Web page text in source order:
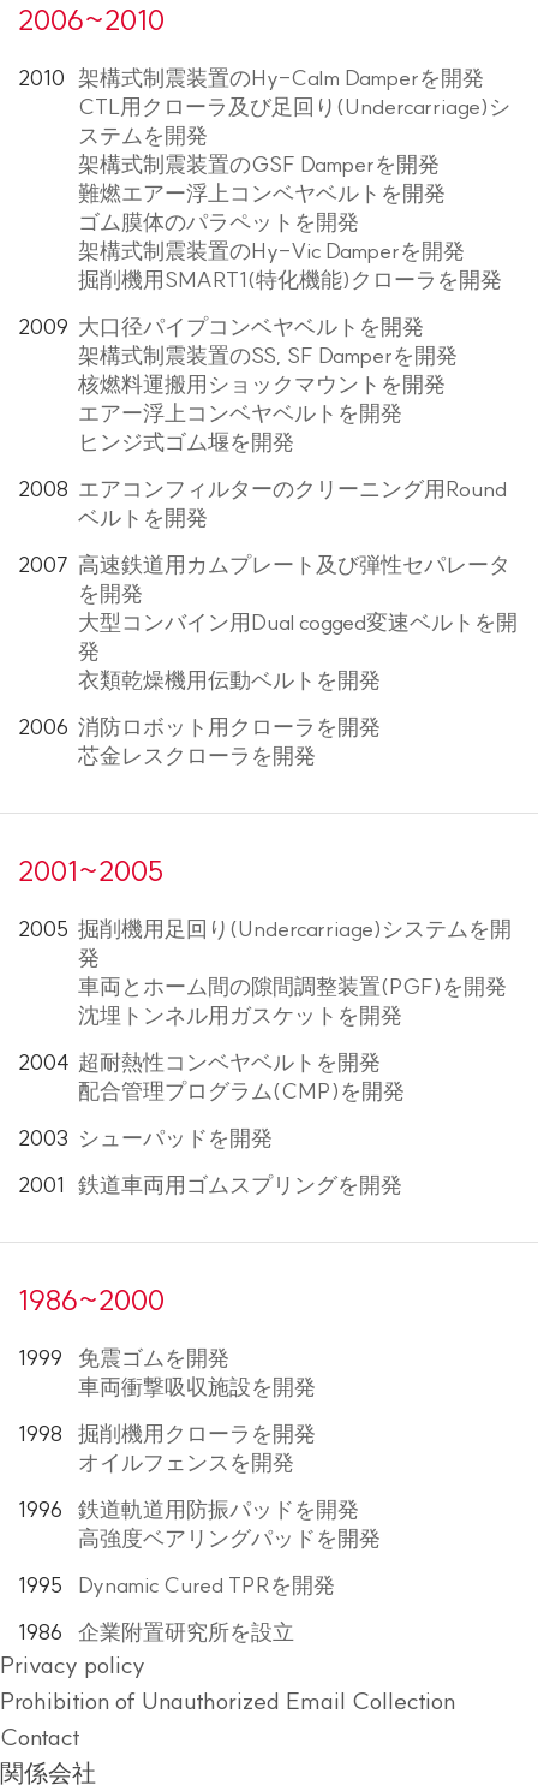
2006~2010
2010 架構式制震装置のHy-Calm Damperを開発
CTL用クローラ及び足回り(Undercarriage)シ
ステムを開発
架構式制震装置のGSF Damperを開発
難燃エアー浮上コンベヤベルトを開発
ゴム膜体のパラペットを開発
架構式制震装置のHy-Vic Damperを開発
掘削機用SMART1(特化機能)クローラを開発
2009 大口径パイプコンベヤベルトを開発
架構式制震装置のSS, SF Damperを開発
核燃料運搬用ショックマウントを開発
エアー浮上コンベヤベルトを開発
ヒンジ式ゴム堰を開発
2008 エアコンフィルターのクリーニング用Round
ベルトを開発
2007 高速鉄道用カムプレート及び弾性セパレータ
を開発
大型コンバイン用Dual cogged変速ベルトを開
発
衣類乾燥機用伝動ベルトを開発
2006 消防ロボット用クローラを開発
芯金レスクローラを開発
2001~2005
2005 掘削機用足回り(Undercarriage)システムを開
発
車両とホーム間の隙間調整装置(PGF)を開発
沈埋トンネル用ガスケットを開発
2004 超耐熱性コンベヤベルトを開発
配合管理プログラム(CMP)を開発
2003 シューパッドを開発
2001 鉄道車両用ゴムスプリングを開発
1986~2000
1999
免震ゴムを開発
車両衝撃吸収施設を開発
1998
掘削機用クローラを開発
オイルフェンスを開発
1996
鉄道軌道用防振パッドを開発
高強度ベアリングパッドを開発
1995
Dynamic Cured TPRを開発
1986
企業附置研究所を設立
Privacy policy
Prohibition of Unauthorized Email Collection
Contact
関係会社